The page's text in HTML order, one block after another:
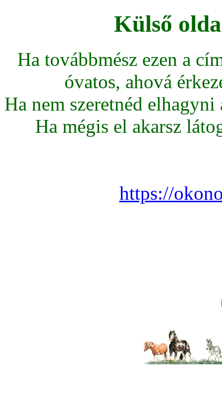
Külső
Ha továbbmész ezen a
óvatos, ahová
Ha nem szeretnéd
Ha mégis el akarsz
https://